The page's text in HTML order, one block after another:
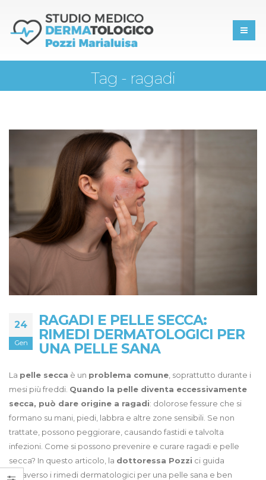
Tag - ragadi
24
Gen
RAGADI E PELLE SECCA:
RIMEDI DERMATOLOGICI PER
UNA PELLE SANA
La pelle secca è un problema comune , soprattutto durante i
mesi più freddi. Quando la pelle diventa eccessivamente
secca, può dare origine a ragadi: dolorose fessure che si
formano su mani, piedi, labbra e altre zone sensibili. Se non
trattate, possono peggiorare, causando fastidi e talvolta
infezioni. Come si possono prevenire e curare ragadi e pelle
secca? In questo articolo, la dottoressa Pozzi ci guida
attraverso i rimedi dermatologici per una pelle sana e ben